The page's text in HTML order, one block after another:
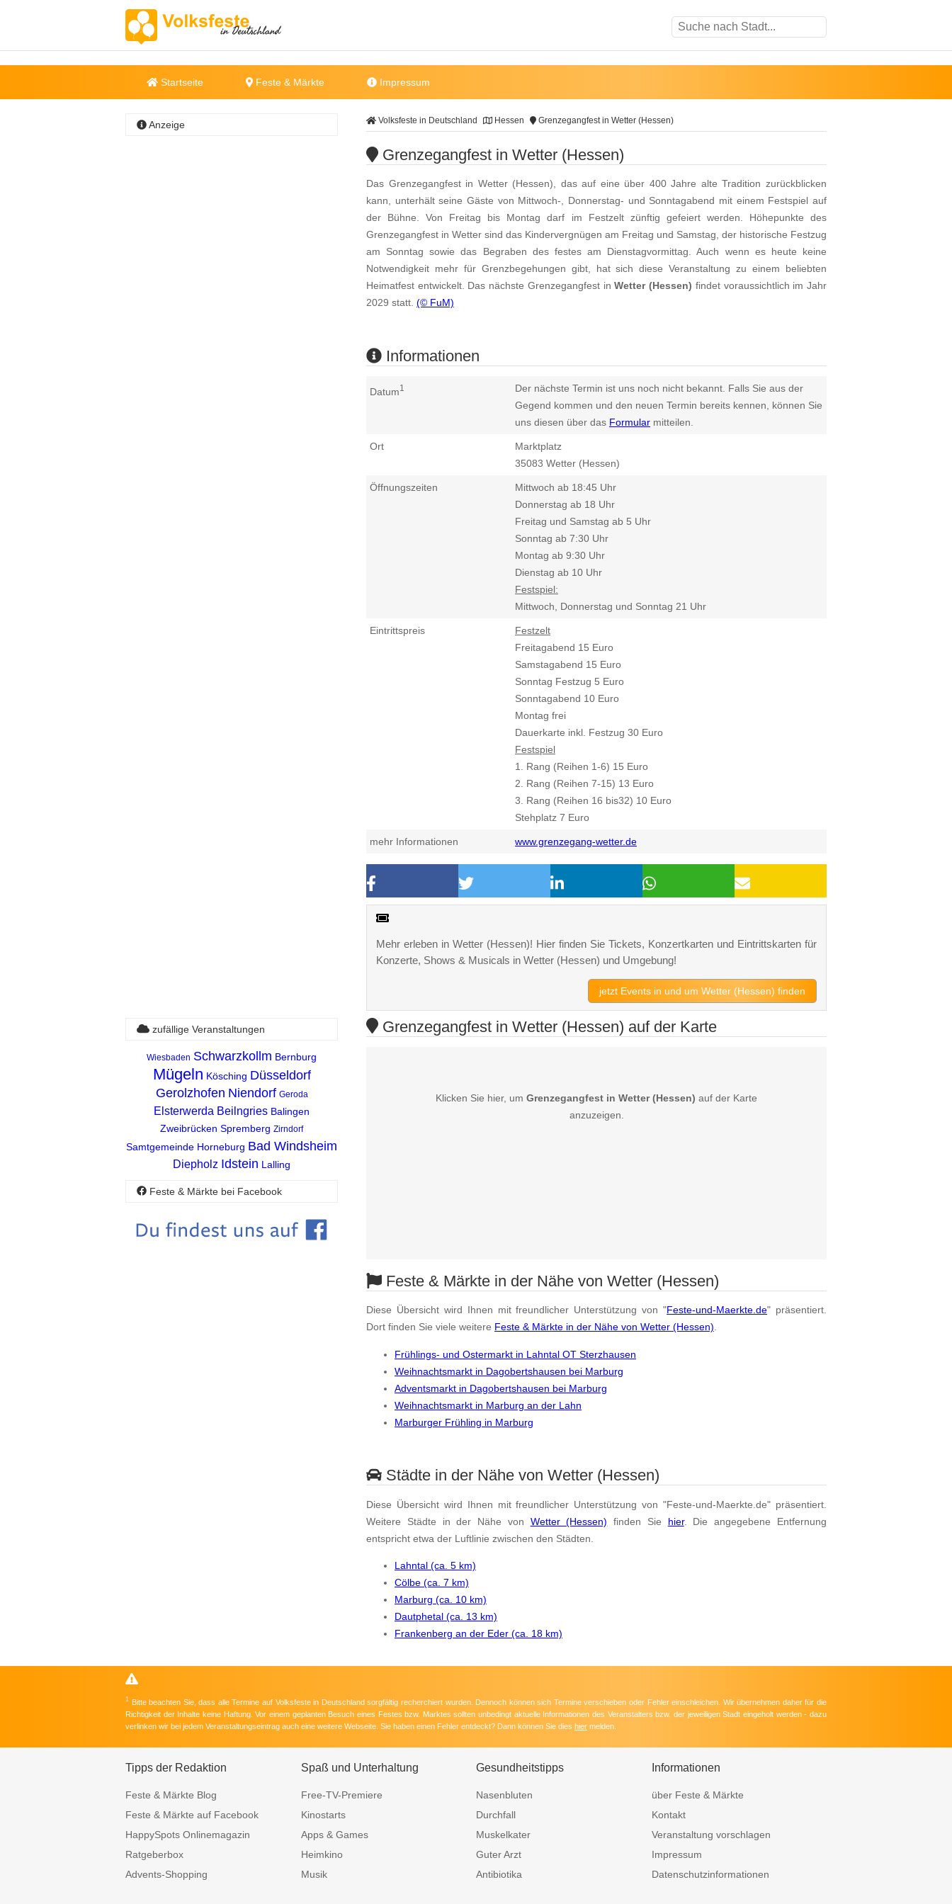
Startseite Feste & Märkte Impressum
Volksfeste in Deutschland Hessen Grenzegangfest in Wetter (Hessen)
Grenzegangfest in Wetter (Hessen)
Das Grenzegangfest in Wetter (Hessen), das auf eine über 400 Jahre alte Tradition zurückblicken
kann, unterhält seine Gäste von Mittwoch-, Donnerstag- und Sonntagabend mit einem Festspiel auf
der Bühne. Von Freitag bis Montag darf im Festzelt zünftig gefeiert werden. Höhepunkte des
Grenzegangfest in Wetter sind das Kindervergnügen am Freitag und Samstag, der historische Festzug
am Sonntag sowie das Begraben des festes am Dienstagvormittag. Auch wenn es heute keine
Notwendigkeit mehr für Grenzbegehungen gibt, hat sich diese Veranstaltung zu einem beliebten
Heimatfest entwickelt. Das nächste Grenzegangfest inWetter (Hessen) findet voraussichtlich im Jahr
2029 statt. (© FuM)
Informationen
Datum1
Der nächste Termin ist uns noch nicht bekannt. Falls Sie aus der
Gegend kommen und den neuen Termin bereits kennen, können Sie
uns diesen über das Formular mitteilen.
Ort
Marktplatz
35083 Wetter (Hessen)
Öffnungszeiten
Mittwoch ab 18:45 Uhr
Donnerstag ab 18 Uhr
Freitag und Samstag ab 5 Uhr
Sonntag ab 7:30 Uhr
Montag ab 9:30 Uhr
Dienstag ab 10 Uhr
Festspiel:
Mittwoch, Donnerstag und Sonntag 21 Uhr
Eintrittspreis
Festzelt
Freitagabend 15 Euro
Samstagabend 15 Euro
Sonntag Festzug 5 Euro
Sonntagabend 10 Euro
Montag frei
Dauerkarte inkl. Festzug 30 Euro
Festspiel
1. Rang (Reihen 1-6) 15 Euro
2. Rang (Reihen 7-15) 13 Euro
3. Rang (Reihen 16 bis32) 10 Euro
Stehplatz 7 Euro
mehr Informationen www.grenzegang-wetter.de
Mehr erleben in Wetter (Hessen)! Hier finden Sie Tickets, Konzertkarten und Eintrittskarten für
Konzerte, Shows & Musicals in Wetter (Hessen) und Umgebung!
jetzt Events in und um Wetter (Hessen) finden
Anzeige
Grenzegangfest in Wetter (Hessen) auf der Karte
Klicken Sie hier, um Grenzegangfest in Wetter (Hessen) auf der Karte
anzuzeigen.
Feste & Märkte in der Nähe von Wetter (Hessen)
Diese Übersicht wird Ihnen mit freundlicher Unterstützung von "Feste-und-Maerkte.de" präsentiert.
Dort finden Sie viele weitere Feste & Märkte in der Nähe von Wetter (Hessen).
Frühlings- und Ostermarkt in Lahntal OT Sterzhausen
Weihnachtsmarkt in Dagobertshausen bei Marburg
Adventsmarkt in Dagobertshausen bei Marburg
Weihnachtsmarkt in Marburg an der Lahn
Marburger Frühling in Marburg
Städte in der Nähe von Wetter (Hessen)
Diese Übersicht wird Ihnen mit freundlicher Unterstützung von "Feste-und-Maerkte.de" präsentiert.
Weitere Städte in der Nähe von Wetter (Hessen) finden Sie hier. Die angegebene Entfernung
entspricht etwa der Luftlinie zwischen den Städten.
Lahntal (ca. 5 km)
Cölbe (ca. 7 km)
Marburg (ca. 10 km)
Dautphetal (ca. 13 km)
Frankenberg an der Eder (ca. 18 km)
zufällige Veranstaltungen
Wiesbaden Schwarzkollm Bernburg
Mügeln Kösching Düsseldorf
Gerolzhofen Niendorf Geroda
Elsterwerda Beilngries Balingen
Zweibrücken Spremberg Zirndorf
Samtgemeinde Horneburg Bad Windsheim
Diepholz Idstein Lalling
Feste & Märkte bei Facebook
1 Bitte beachten Sie, dass alle Termine auf Volksfeste in Deutschland sorgfältig recherchiert wurden. Dennoch können sich Termine verschieben oder Fehler einschleichen. Wir übernehmen daher für die
Richtigkeit der Inhalte keine Haftung. Vor einem geplanten Besuch eines Festes bzw. Marktes sollten unbedingt aktuelle Informationen des Veranstalters bzw. der jeweiligen Stadt eingeholt werden - dazu
verlinken wir bei jedem Veranstaltungseintrag auch eine weitere Webseite. Sie haben einen Fehler entdeckt? Dann können Sie dies hier melden.
Tipps der Redaktion
Feste & Märkte Blog
Feste & Märkte auf Facebook
HappySpots Onlinemagazin
Ratgeberbox
Advents-Shopping
Spaß und Unterhaltung
Free-TV-Premiere
Kinostarts
Apps & Games
Heimkino
Musik
Gesundheitstipps
Nasenbluten
Durchfall
Muskelkater
Guter Arzt
Antibiotika
Informationen
über Feste & Märkte
Kontakt
Veranstaltung vorschlagen
Impressum
Datenschutzinformationen